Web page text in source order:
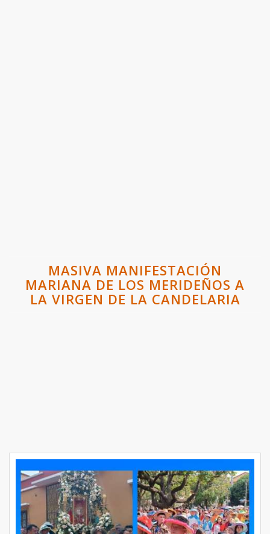
MASIVA MANIFESTACIÓN
MARIANA DE LOS MERIDEÑOS A
LA VIRGEN DE LA CANDELARIA